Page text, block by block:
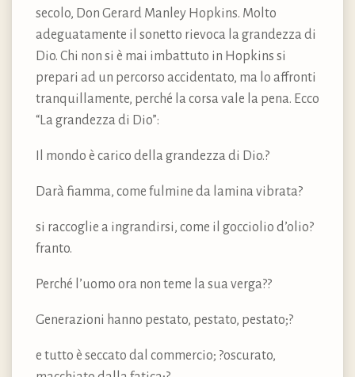
secolo, Don Gerard Manley Hopkins. Molto
adeguatamente il sonetto rievoca la grandezza di
Dio. Chi non si è mai imbattuto in Hopkins si
prepari ad un percorso accidentato, ma lo affronti
tranquillamente, perché la corsa vale la pena. Ecco
“La grandezza di Dio”:
Il mondo è carico della grandezza di Dio.?
Darà fiamma, come fulmine da lamina vibrata?
si raccoglie a ingrandirsi, come il gocciolio d’olio?
franto.
Perché l’uomo ora non teme la sua verga??
Generazioni hanno pestato, pestato, pestato;?
e tutto è seccato dal commercio; ?oscurato,